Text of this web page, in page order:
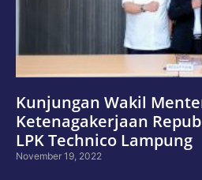
Kunjungan Wakil
Ketenagakerjaan
LPK Technico Lampung
November 19, 2022